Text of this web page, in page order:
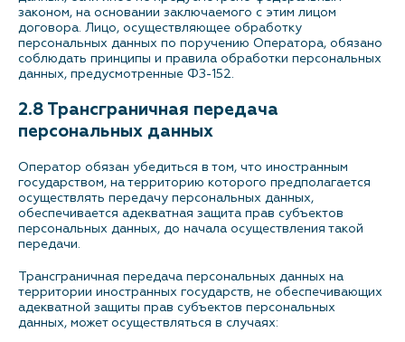
законом, на основании заключаемого с этим лицом
договора. Лицо, осуществляющее обработку
персональных данных по поручению Оператора, обязано
соблюдать принципы и правила обработки персональных
данных, предусмотренные ФЗ-152.
2.8 Трансграничная передача
персональных данных
Оператор обязан убедиться в том, что иностранным
государством, на территорию которого предполагается
осуществлять передачу персональных данных,
обеспечивается адекватная защита прав субъектов
персональных данных, до начала осуществления такой
передачи.
Трансграничная передача персональных данных на
территории иностранных государств, не обеспечивающих
адекватной защиты прав субъектов персональных
данных, может осуществляться в случаях: